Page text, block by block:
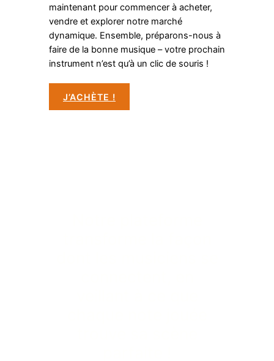
maintenant pour commencer à acheter,
vendre et explorer notre marché
dynamique. Ensemble, préparons-nous à
faire de la bonne musique – votre prochain
instrument n’est qu’à un clic de souris !
J’ACHÈTE !